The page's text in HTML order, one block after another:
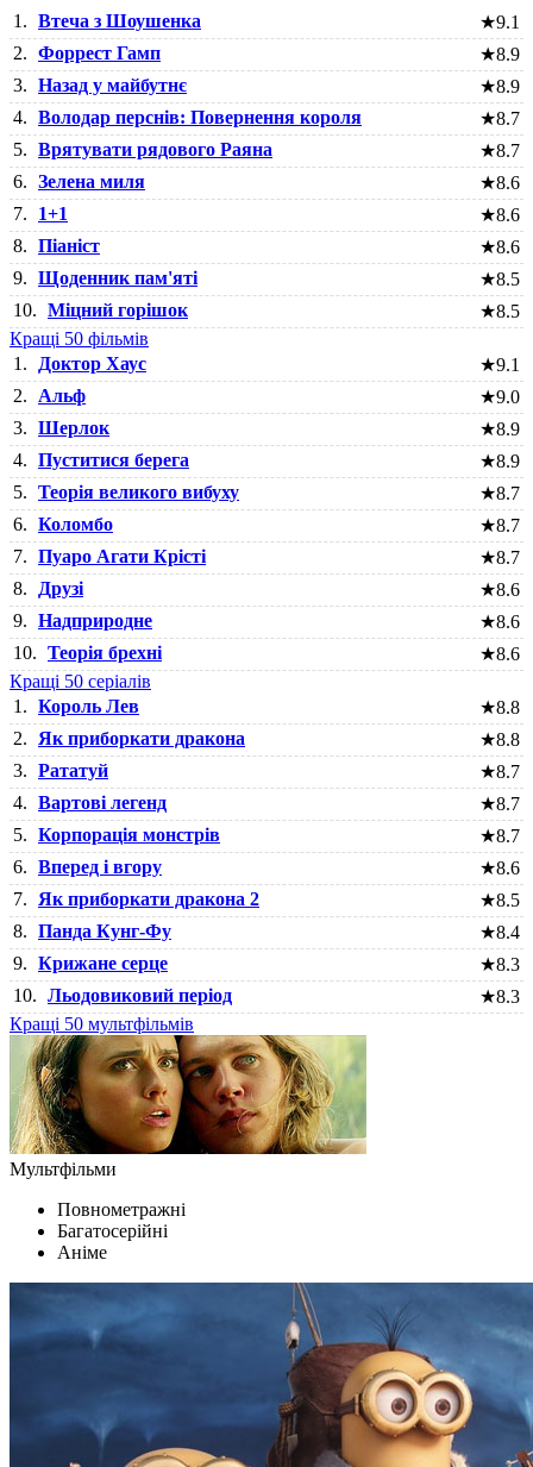
1. Втеча з Шоушенка ★9.1
2. Форрест Гамп ★8.9
3. Назад у майбутнє ★8.9
4. Володар перснів: Повернення короля ★8.7
5. Врятувати рядового Раяна ★8.7
6. Зелена миля ★8.6
7.
1+1 ★8.6
8. Піаніст ★8.6
9. Щоденник пам'яті ★8.5
10. Міцний горішок ★8.5
Кращі 50 фільмів
1.
Доктор Хаус ★9.1
2.
Альф ★9.0
3. Шерлок ★8.9
4. Пуститися берега ★8.9
5. Теорія великого вибуху ★8.7
6. Коломбо ★8.7
7. Пуаро Агати Крісті ★8.7
8.
Друзі ★8.6
9. Надприродне ★8.6
10. Теорія брехні ★8.6
Кращі 50 серіалів
1. Король Лев ★8.8
2.
Як приборкати дракона ★8.8
3. Рататуй ★8.7
4. Вартові легенд ★8.7
5. Корпорація монстрів ★8.7
6. Вперед і вгору ★8.6
7.
Як приборкати дракона 2 ★8.5
8. Панда Кунг-Фу ★8.4
9. Крижане серце ★8.3
10. Льодовиковий період ★8.3
Кращі 50 мультфільмів
Мультфільми
Повнометражні
Багатосерійні
Аніме